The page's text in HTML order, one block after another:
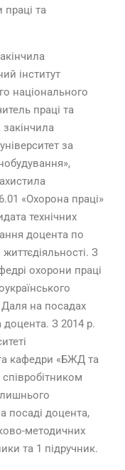
та
інститут
національного
праці та
за
«Охорона праці»
технічних
доцента по
З
охорони праці
Даля на посадах
доцента. З 2014 р.
кафедри «БЖД та
доцента,
методичних
та 1 підручник.